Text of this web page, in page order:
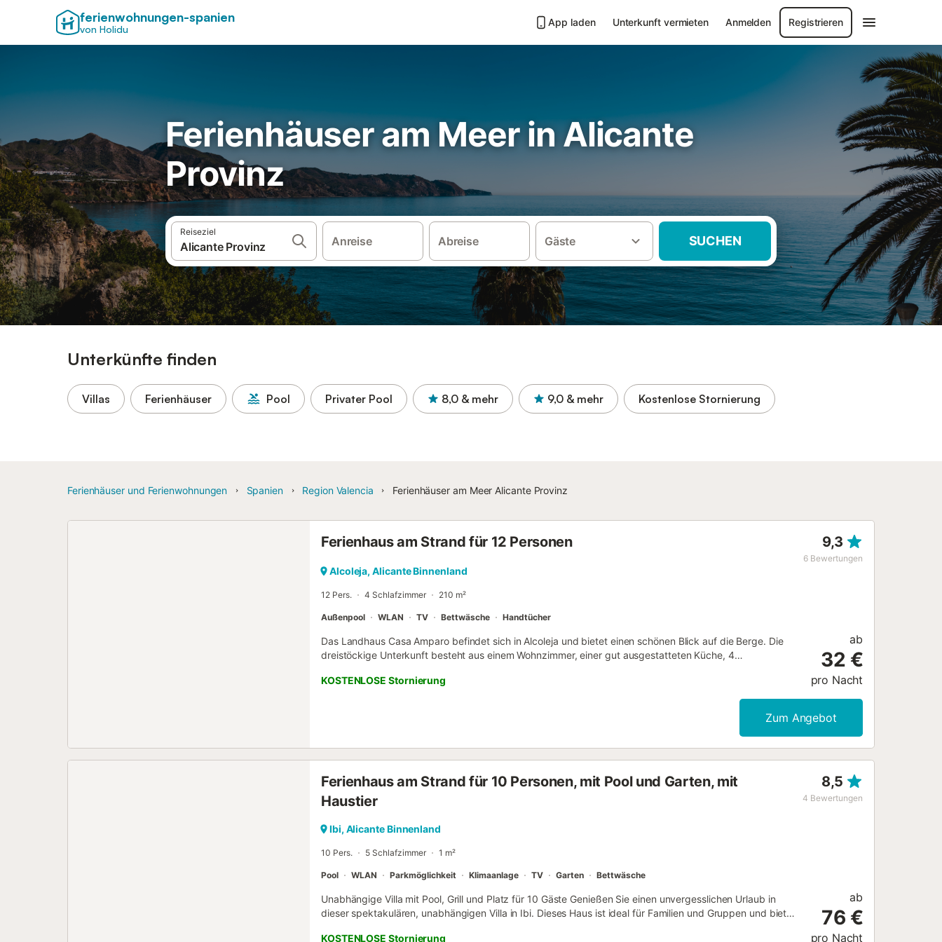
ferienwohnungen-spanien
von Holidu
App laden Unterkunft vermieten Anmelden Registrieren
Ferienhäuser am Meer in Alicante
Provinz
Reiseziel
Anreise Abreise Gäste SUCHEN
Unterkünfte finden
Villas Ferienhäuser Pool Privater Pool 8,0 & mehr 9,0 & mehr Kostenlose Stornierung
Ferienhäuser und Ferienwohnungen Spanien Region Valencia Ferienhäuser am Meer Alicante Provinz
Ferienhaus am Strand für 12 Personen 9,3
6 Bewertungen
Alcoleja, Alicante Binnenland
12 Pers. 4 Schlafzimmer 210 m²
Außenpool WLAN TV Bettwäsche Handtücher
Das Landhaus Casa Amparo befindet sich in Alcoleja und bietet einen schönen Blick auf die Berge. Die
dreistöckige Unterkunft besteht aus einem Wohnzimmer, einer gut ausgestatteten Küche, 4
Highspeed-Wi-Fi (für Videoanrufe geeignet), ein Smart TV mit Streaming-Diensten, ein Ventilator, eine
Waschmaschine sowie ein Trockner. 2 Hochstühle und 2 Babybetten sind ebenfalls vorhanden. Dieses
Parkplätze sind auf der Straße vorhanden. Maximal 2 Haustiere sind erlaubt. Das Rauchen ist in dieser
Unterkunft nicht erlaubt. Eine Klimaanlage ist nicht vorhanden. Strand-/Poolhandtücher sind vorhanden....
KOSTENLOSE Stornierung
ab
32 €
pro Nacht
Zum Angebot
Ferienhaus am Strand für 10 Personen, mit Pool und Garten, mit
Haustier
8,5
4 Bewertungen
Ibi, Alicante Binnenland
10 Pers. 5 Schlafzimmer 1 m²
Pool WLAN Parkmöglichkeit Klimaanlage TV Garten Bettwäsche
Unabhängige Villa mit Pool, Grill und Platz für 10 Gäste Genießen Sie einen unvergesslichen Urlaub in
dieser spektakulären, unabhängigen Villa in Ibi. Dieses Haus ist ideal für Familien und Gruppen und bietet
KOSTENLOSE Stornierung
ab
76 €
pro Nacht